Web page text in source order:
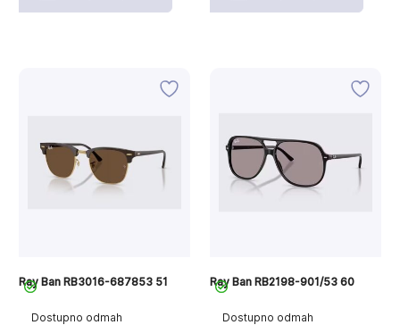
Dostupno odmah
Ray Ban RB3016-687853 51
Dostupno odmah
Ray Ban RB2198-901/53 60